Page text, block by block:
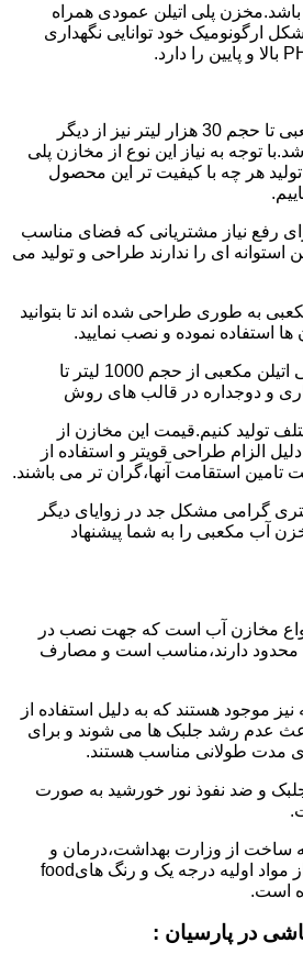
باشد.مخزن پلی اتیلن عمودی همراه
ارگونومیک خود توانایی نگهداری
تولید مخازن پلی اتیلن مکعبی تا حجم 30 هزار لیتر نیز از دیگر
توجه به نیاز این نوع از مخازن پلی
تولید هر چه با کیفیت تر این محصول
رفع نیاز مشتریانی که فضای مناسب
استوانه ای را ندارند طراحی و تولید می
به طوری طراحی شده اند تا بتوانید
ها استفاده نموده و نصب نمایید.
ما توانایی داریم مخازن پلی اتیلن مکعبی از حجم 1000 لیتر تا
تولید کنیم.قیمت این مخازن از
الزام طراحی قویتر و استفاده از
استقامت آنها،گران تر می باشند.
گرامی مشکل جد در زوایای دیگر
آب مکعبی را به شما پیشنهاد
مخازن آب است که جهت نصب در
دارند،مناسب است و مصارف
موجود هستند که به دلیل استفاده از
عدم رشد جلبک ها می شوند و برای
مدت طولانی مناسب هستند.
و ضد نفوذ نور خورشید به صورت
ساخت از وزارت بهداشت،درمان و
آموزش پزشکی هستند و از مواد اولیه درجه یک و رنگ هایfood
در پارسیان :